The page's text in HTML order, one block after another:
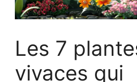
Les 7
vivaces qui